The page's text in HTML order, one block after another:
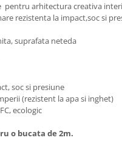
arhitectura creativa
rezistenta la impact,soc si
suprafata neteda
soc si presiune
(rezistent la apa si inghet)
ecologic
o bucata de 2m.